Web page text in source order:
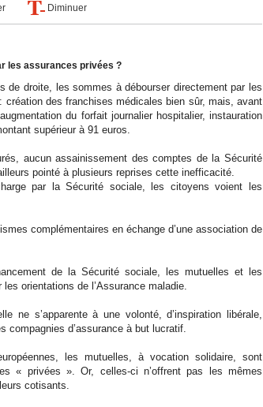
Diminuer
les assurances privées ?
de droite, les sommes à débourser directement par les
création des franchises médicales bien sûr, mais, avant
du forfait journalier hospitalier, instauration
supérieur à 91 euros.
aucun assainissement des comptes de la Sécurité
pointé à plusieurs reprises cette inefficacité.
par la Sécurité sociale, les citoyens voient les
complémentaires en échange d’une association de
de la Sécurité sociale, les mutuelles et les
orientations de l’Assurance maladie.
ne s’apparente à une volonté, d’inspiration libérale,
compagnies d’assurance à but lucratif.
les mutuelles, à vocation solidaire, sont
« privées ». Or, celles-ci n’offrent pas les mêmes
cotisants.